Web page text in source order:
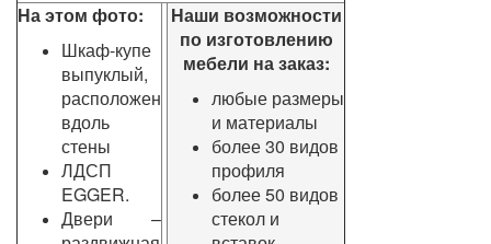
На этом фото:
Шкаф-купе
выпуклый,
расположен
вдоль
стены
ЛДСП
EGGER.
Двери –
Наши возможности
по изготовлению
мебели на заказ:
любые размеры
и материалы
более 30 видов
профиля
более 50 видов
стекол и